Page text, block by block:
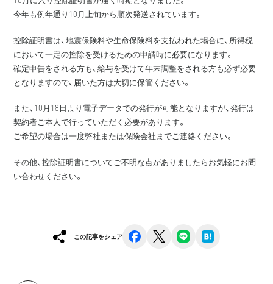
今年も例年通り10月上旬から順次発送されています。
控除証明書は、地震保険料や生命保険料を支払われた場合に、所得税
において一定の控除を受けるための申請時に必要になります。
確定申告をされる方も、給与を受けて年末調整をされる方も必ず必要
となりますので、届いた方は大切に保管ください。
また、10月18日より電子データでの発行が可能となりますが、発行は
契約者ご本人で行っていただく必要があります。
ご希望の場合は一度弊社または保険会社までご連絡ください。
その他、控除証明書についてご不明な点がありましたらお気軽にお問
い合わせください。
この記事をシェア facebook line